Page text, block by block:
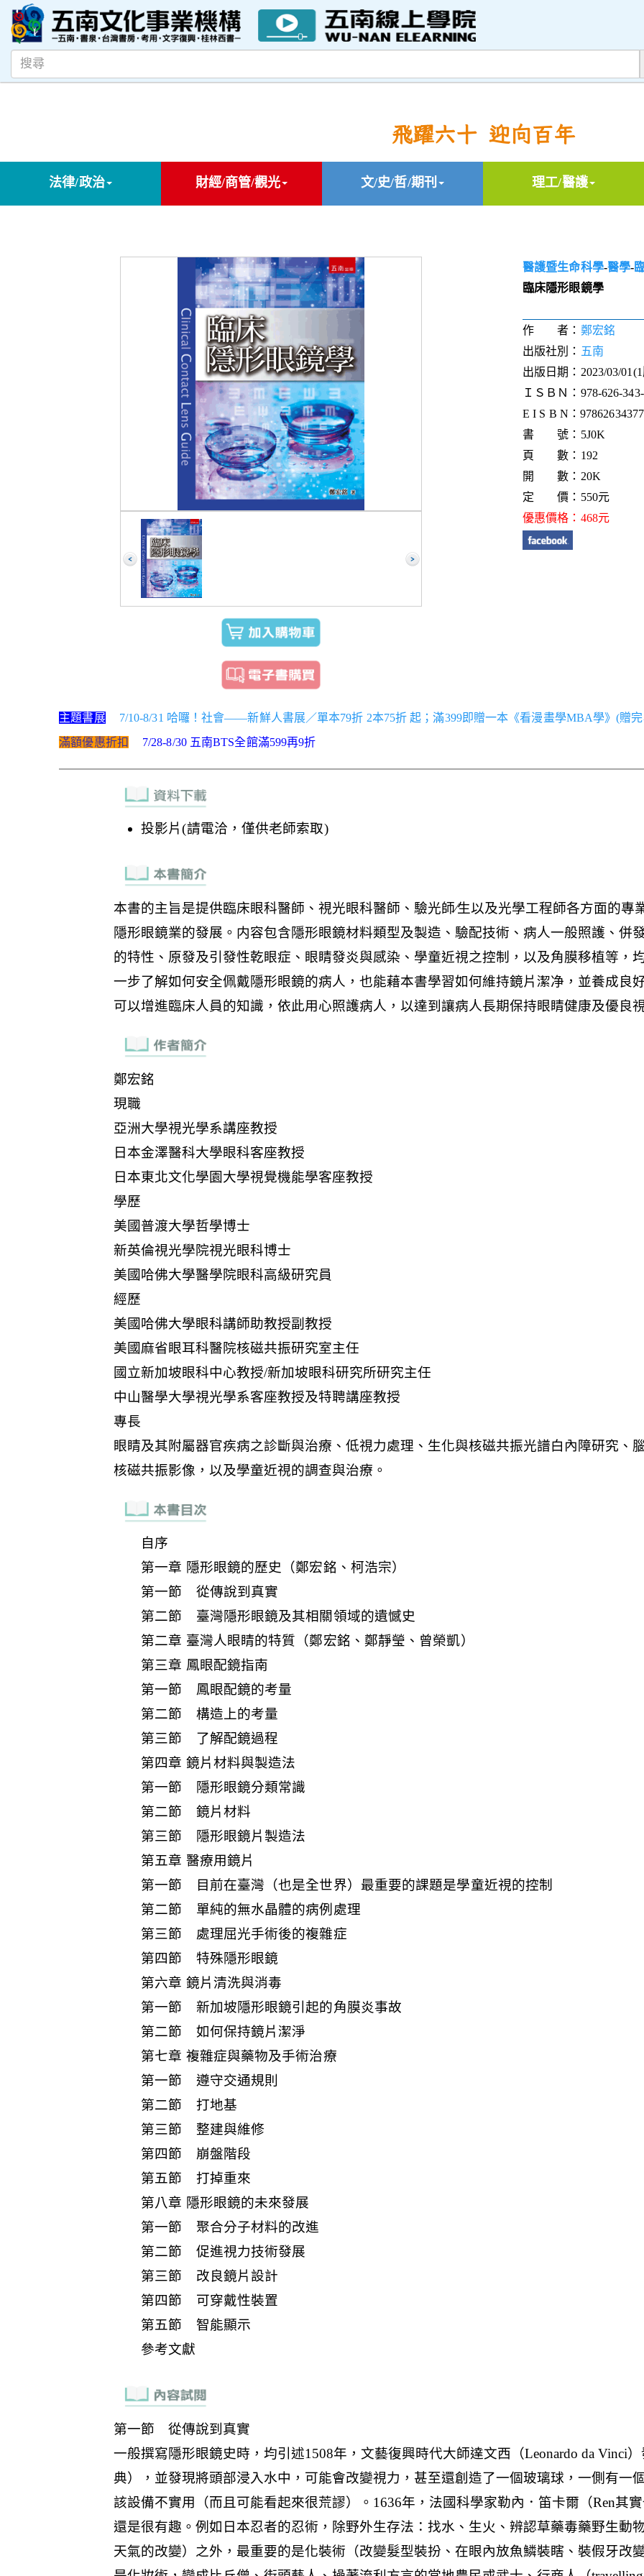
飛躍六十 迎向百年
法律/政治 財經/商管/觀光 文/史/哲/期刊 理工/醫護
醫護暨生命科學-醫學-
臨床隱形眼鏡學
作 者： 鄭宏銘
出版社別： 五南
出版日期：2023/03/
ＩＳＢＮ：978-626-
E I S B N：
書 號：5J0K
頁 數：192
開 數：20K
定 價：550元
優惠價格：468元
主題書展
7/10-8/31 哈囉！社會——新鮮人書展／單本79折 2本75折 起；滿399即贈一本《看漫畫學MBA學》(贈
滿額優惠折扣
7/28-8/30 五南BTS全館滿599再9折
投影片(請電洽，僅供老師索取)
自序
第一章 隱形眼鏡的歷史（鄭宏銘、柯浩宗）
第一節 從傳說到真實
第二節 臺灣隱形眼鏡及其相關領域的遺憾史
第二章 臺灣人眼睛的特質（鄭宏銘、鄭靜瑩、曾榮凱）
第三章 鳳眼配鏡指南
第一節 鳳眼配鏡的考量
第二節 構造上的考量
第三節 了解配鏡過程
第四章 鏡片材料與製造法
第一節 隱形眼鏡分類常識
第二節 鏡片材料
第三節 隱形眼鏡片製造法
第五章 醫療用鏡片
第一節 目前在臺灣（也是全世界）最重要的課題是學童近視的控制
第二節 單純的無水晶體的病例處理
第三節 處理屈光手術後的複雜症
第四節 特殊隱形眼鏡
第六章 鏡片清洗與消毒
第一節 新加坡隱形眼鏡引起的角膜炎事故
第二節 如何保持鏡片潔淨
第七章 複雜症與藥物及手術治療
第一節 遵守交通規則
第二節 打地基
第三節 整建與維修
第四節 崩盤階段
第五節 打掉重來
第八章 隱形眼鏡的未來發展
第一節 聚合分子材料的改進
第二節 促進視力技術發展
第三節 改良鏡片設計
第四節 可穿戴性裝置
第五節 智能顯示
參考文獻